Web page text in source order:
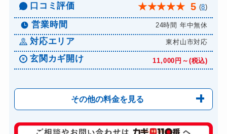
ドアノブカギ交換 11,000円～(税込)
口コミ評価 ★★★★★ 5 (8)
営業時間 24時間 年中無休
対応エリア 東村山市対応
玄関カギ開け 11,000円～(税込)
その他の料金を見る